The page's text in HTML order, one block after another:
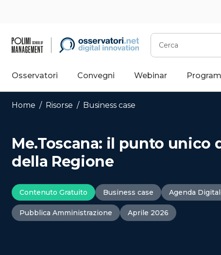
Cerca
Osservatori Convegni Webinar
Home / Risorse / Business case
Me.Toscana: il punto unico
della Regione
Contenuto Gratuito Business case Agenda
Pubblica Amministrazione Aprile 2026